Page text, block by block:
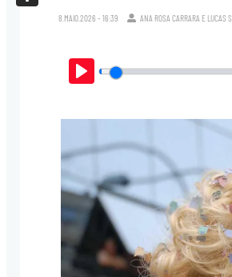
8.MAIO.2026 - 16:39 ANA ROSA CARRARA E LUCAS
Play